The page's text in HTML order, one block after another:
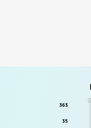
363
35